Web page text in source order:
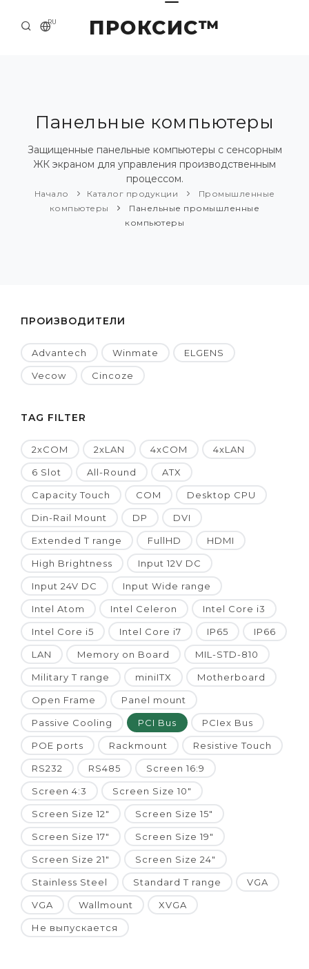
ПРОКСИС™
RU
О КОМПАНИИ
ПРИМЕРЫ И РЕШЕНИЯ
КАТАЛОГ ПРОДУКЦИИ
Панельные компьютеры
Защищенные панельные компьютеры с сенсорным
ЖК экраном для управления производственным
процессом.
Начало Каталог продукции
Промышленные
компьютеры
Панельные промышленные
компьютеры
ПРОИЗВОДИТЕЛИ
Advantech Winmate ELGENS
Vecow Cincoze
TAG FILTER
2xCOM 2xLAN 4xCOM 4xLAN
6 Slot All-Round ATX
Capacity Touch COM Desktop CPU
Din-Rail Mount DP DVI
Extended T range FullHD HDMI
High Brightness Input 12V DC
Input 24V DC Input Wide range
Intel Atom Intel Celeron Intel Core i3
Intel Core i5 Intel Core i7 IP65 IP66
LAN Memory on Board MIL-STD-810
Military T range miniITX Motherboard
Open Frame Panel mount
Passive Cooling PCI Bus PCIex Bus
POE ports Rackmount Resistive Touch
RS232 RS485 Screen 16:9
Screen 4:3 Screen Size 10"
Screen Size 12" Screen Size 15"
Screen Size 17" Screen Size 19"
Screen Size 21" Screen Size 24"
Stainless Steel Standard T range VGA
VGA Wallmount XVGA
Не выпускается